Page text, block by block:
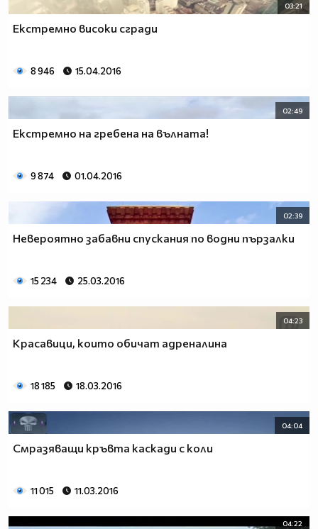
03:21
Екстремно високи сгради
8 946 15.04.2016
02:49
Екстремно на гребена на вълната!
9 874 01.04.2016
02:39
Невероятно забавни спускания по водни пързалки
15 234 25.03.2016
04:23
Красавици, които обичат адреналина
18 185 18.03.2016
04:04
Смразяващи кръвта каскади с коли
11 015 11.03.2016
04:22